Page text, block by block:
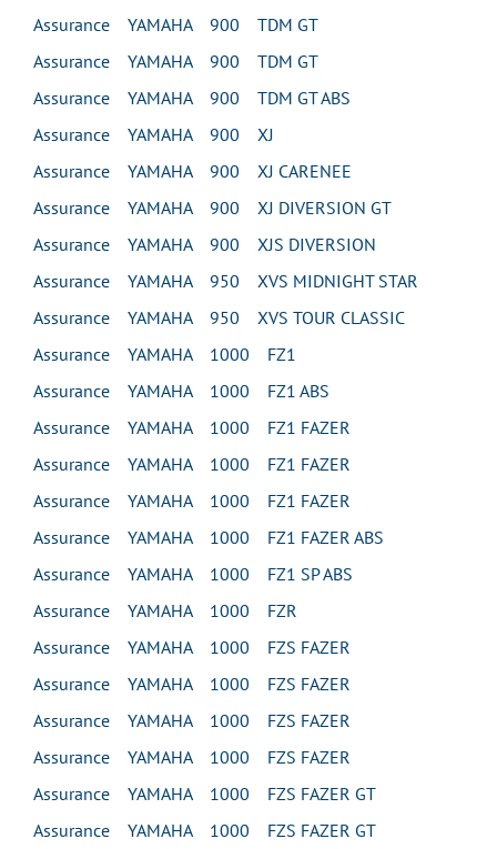
Assurance YAMAHA 900 TDM GT
Assurance YAMAHA 900 TDM GT
Assurance YAMAHA 900 TDM GT ABS
Assurance YAMAHA 900 XJ
Assurance YAMAHA 900 XJ CARENEE
Assurance YAMAHA 900 XJ DIVERSION GT
Assurance YAMAHA 900 XJS DIVERSION
Assurance YAMAHA 950 XVS MIDNIGHT STAR
Assurance YAMAHA 950 XVS TOUR CLASSIC
Assurance YAMAHA 1000 FZ1
Assurance YAMAHA 1000 FZ1 ABS
Assurance YAMAHA 1000 FZ1 FAZER
Assurance YAMAHA 1000 FZ1 FAZER
Assurance YAMAHA 1000 FZ1 FAZER
Assurance YAMAHA 1000 FZ1 FAZER ABS
Assurance YAMAHA 1000 FZ1 SP ABS
Assurance YAMAHA 1000 FZR
Assurance YAMAHA 1000 FZS FAZER
Assurance YAMAHA 1000 FZS FAZER
Assurance YAMAHA 1000 FZS FAZER
Assurance YAMAHA 1000 FZS FAZER
Assurance YAMAHA 1000 FZS FAZER GT
Assurance YAMAHA 1000 FZS FAZER GT